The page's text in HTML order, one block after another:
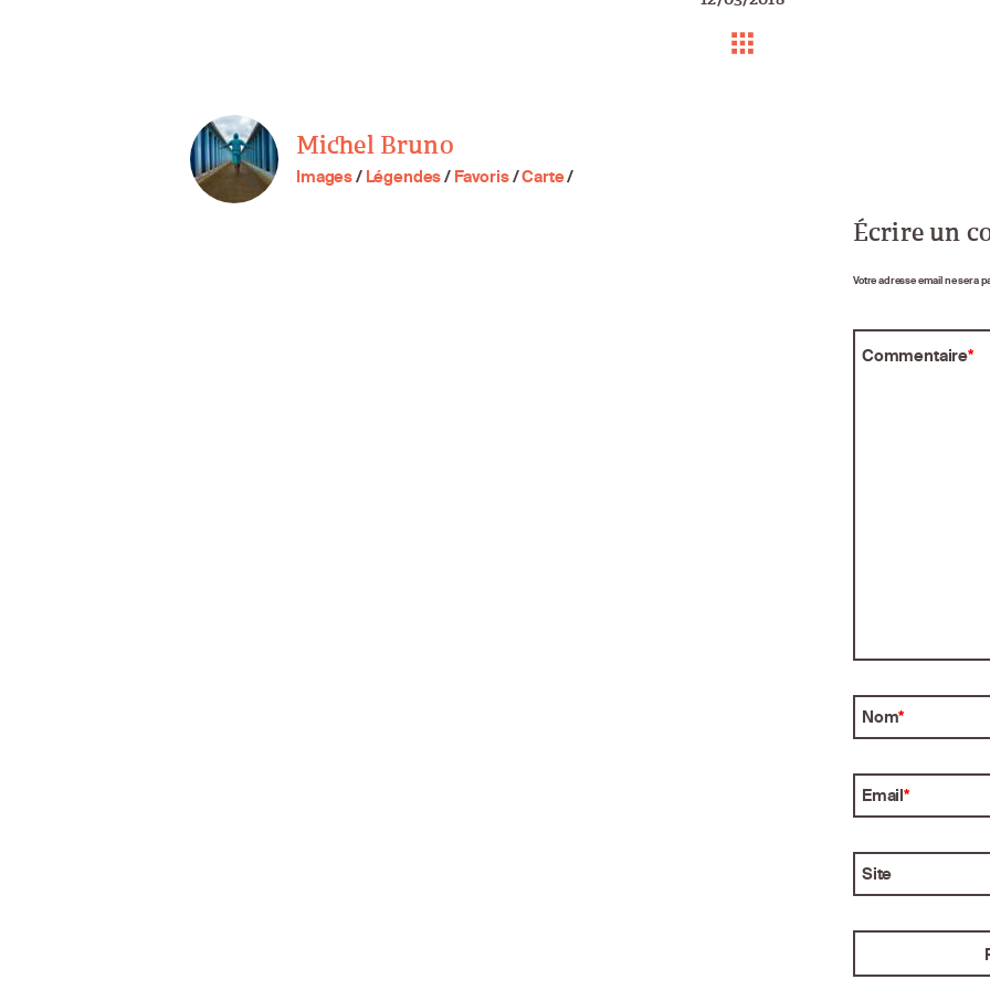
Michel Bruno
Images/ Légendes/ Favoris/Carte/
Écrire un
Votre adresse email ne sera
Commentaire*
Nom*
Email*
Site